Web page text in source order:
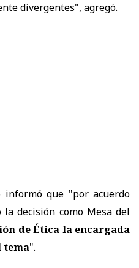
divergentes", agregó.
informó que "por acuerdo
la decisión como Mesa del
de Ética la encargada
tema".